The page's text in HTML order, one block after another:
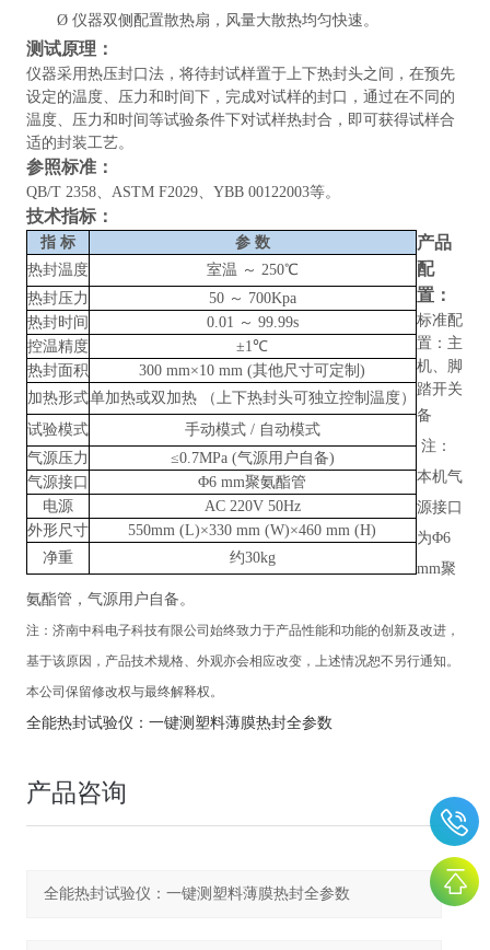
Ø 仪器双侧配置散热扇，风量大散热均匀快速。
测试原理 ：
仪器采用热压封口法，将待封试样置于上下热封头之间，在预先
设定的温度、压力和时间下，完成对试样的封口，通过在不同的
温度、压力和时间等试验条件下对试样热封合，即可获得试样合
适的封装工艺。
参照标准：
QB/T 2358、ASTM F2029、YBB 00122003等。
技术指标：
指 标 参 数
热封温度
室温 ～ 250℃
热封压力
50 ～ 700Kpa
热封时间
0.01 ～ 99.99s
控温精度
±1℃
热封面积
300 mm×10 mm (其他尺寸可定制)
加热形式单加热或双加热
（上下热封头可独立控制温度）
试验模式
手动模式 / 自动模式
气源压力
≤0.7MPa (气源用户自备)
气源接口
Φ6 mm聚氨酯管
电源
AC 220V 50Hz
外形尺寸
550mm (L)×330 mm (W)×460 mm (H)
净重
约30kg
产品
配
置：
标准配
置：主
机、脚
踏开关
备
注：
本机气
源接口
为Φ6
mm聚
氨酯管，气源用户自备。
注： 济南中科电子科技有限公司 始终致力于产品性能和功能的创新及改进，
基于该原因，产品技术规格、外观亦会相应改变，上述情况恕不另行通知。
本公司保留修改权与最终解释权。
全能热封试验仪：一键测塑料薄膜热封全参数
产品咨询